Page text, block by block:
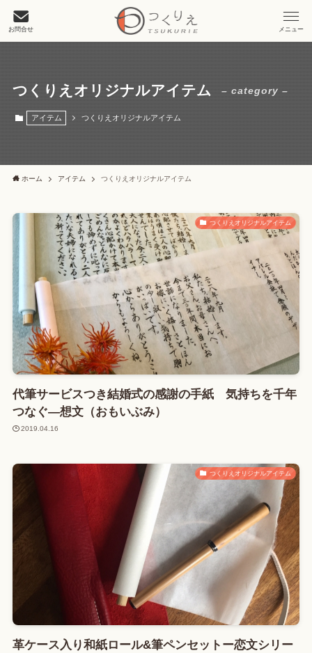
お問合せ メニュー
つくりえオリジナルアイテム – category –
アイテム つくりえオリジナルアイテム
ホーム アイテム つくりえオリジナルアイテム
つくりえオリジナルアイテム
代筆サービスつき結婚式の感謝の手紙 気持ちを千年
つなぐ―想文（おもいぶみ）
2019.04.16
つくりえオリジナルアイテム
革ケース入り和紙ロール&筆ペンセットー恋文シリー